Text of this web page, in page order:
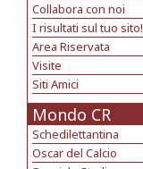
Collabora con noi
I risultati sul tuo sito!
Area Riservata
Visite
Siti Amici
Mondo CR
Schedilettantina
Oscar del Calcio